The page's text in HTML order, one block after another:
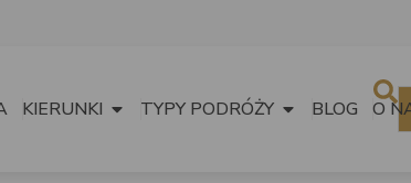
KIERUNKI TYPY PODRÓŻY BLOG O